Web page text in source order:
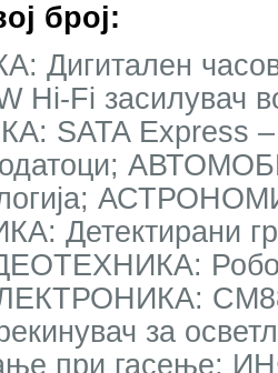
број:
Дигитален
Hi-Fi засилувач
SATA Express –
Детектирани
за
при гасење;